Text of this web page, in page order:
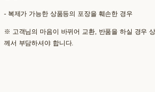
- 복제가 가능한 상품등의 포장을 훼손한 경우
※ 고객님의 마음이 바뀌어 교환, 반품을 하실 경우
께서 부담하셔야 합니다.